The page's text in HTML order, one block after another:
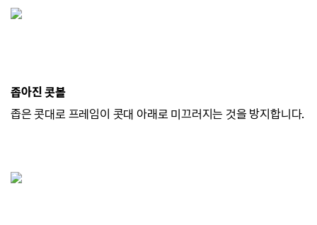
좁아진 콧볼
좁은 콧대로 프레임이 콧대 아래로 미끄러지는 것을 방지합니다.